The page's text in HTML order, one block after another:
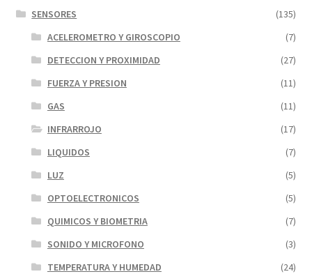
SENSORES
(135)
ACELEROMETRO Y GIROSCOPIO
(7)
DETECCION Y PROXIMIDAD
(27)
FUERZA Y PRESION
(11)
GAS
(11)
INFRARROJO
(17)
LIQUIDOS
(7)
LUZ
(5)
OPTOELECTRONICOS
(5)
QUIMICOS Y BIOMETRIA
(7)
SONIDO Y MICROFONO
(3)
TEMPERATURA Y HUMEDAD
(24)